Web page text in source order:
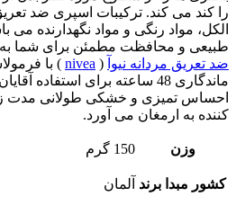
را کند می کند. ترکیبات اسپری ضد
الکل، مواد رنگی و مواد نگهدارنده می
طبیعی و محافظت مطمئن برای شما به
ضد تعریق مردانه نیوآ (
nivea ) با
ماندگاری 48 ساعته برای
احساس تمیزی و خشکی طولانی مدت
کننده به ارمغان می آورد.
وزن 150 گرم
کشور مبدا برند آلمان